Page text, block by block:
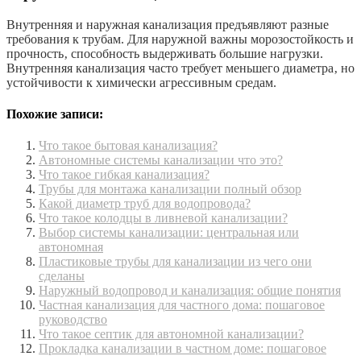
Внутренняя и наружная канализация предъявляют разные
требования к трубам. Для наружной важны морозостойкость и
прочность‚ способность выдерживать большие нагрузки.
Внутренняя канализация часто требует меньшего диаметра‚ но
устойчивости к химически агрессивным средам.
Похожие записи:
Что такое бытовая канализация?
Автономные системы канализации что это?
Что такое гибкая канализация?
Трубы для монтажа канализации полный обзор
Какой диаметр труб для водопровода?
Что такое колодцы в ливневой канализации?
Выбор системы канализации: центральная или
автономная
Пластиковые трубы для канализации из чего они
сделаны
Наружный водопровод и канализация: общие понятия
Частная канализация для частного дома: пошаговое
руководство
Что такое септик для автономной канализации?
Прокладка канализации в частном доме: пошаговое